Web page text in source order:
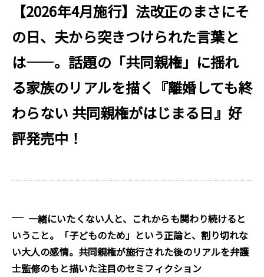
【2026年4月施行】法改正のまさにそ
の日、夫から突きつけられた言葉と
は――。話題の「共同親権」に揺れ
る家族のリアルを描く『離婚しても終
わらない 共同親権がはじまる日』好
評発売中！
一緒にいたくない人と、これからも関わり続けると
いうこと。「子どものため」という正論と、割り切れな
い大人の感情。共同親権が施行された後のリアルを弁護
士監修のもと描いた注目のセミフィクション